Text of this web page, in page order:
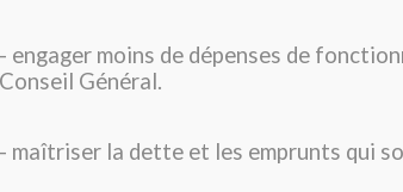
- engager moins de dépenses de
Conseil Général.
- maîtriser la dette et les emprunts qui